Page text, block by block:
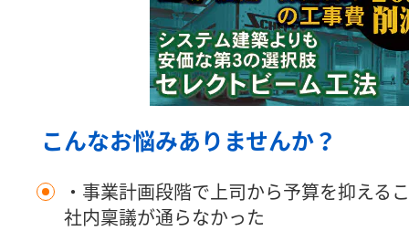
こんなお悩みありませんか？
・事業計画段階で上司から予算を抑える
社内稟議が通らなかった